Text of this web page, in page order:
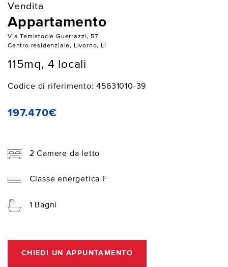
Vendita
Appartamento
Via Temistocle Guerrazzi, 57
Centro residenziale, Livorno, LI
115mq, 4 locali
Codice di riferimento: 45631010-39
197.470€
2 Camere da letto
Classe energetica F
1 Bagni
CHIEDI UN APPUNTAMENTO